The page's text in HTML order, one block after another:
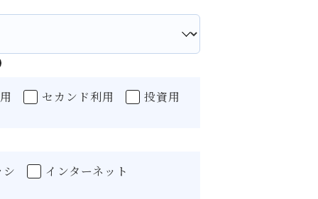
セカンド利用 投資用
インターネット